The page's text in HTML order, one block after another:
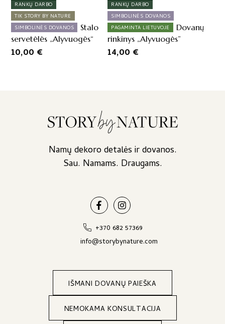
RANKŲ DARBO
TIK STORY BY NATURE
SIMBOLINĖS DOVANOS
Stalo
servetėlės „Alyvuogės“
10,00 €
RANKŲ DARBO
SIMBOLINĖS DOVANOS
PAGAMINTA LIETUVOJE
Dovanų
rinkinys „Alyvuogės”
14,00 €
Namų dekoro detalės ir dovanos.
Sau. Namams. Draugams.
+370 682 57369
info@storybynature.com
IŠMANI DOVANŲ PAIEŠKA
NEMOKAMA KONSULTACIJA